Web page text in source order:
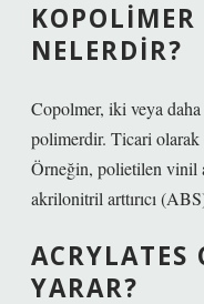
NELERDIR?
Copolmer, iki veya
polimerdir. Ticari
Örneğin, polietilen vinil
akrilonitril arttırıcı (ABS)
ACRYLATES
YARAR?